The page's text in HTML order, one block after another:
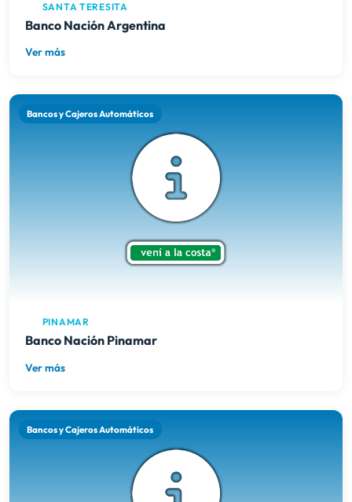
SANTA TERESITA
Banco Nación Argentina
Ver más
Bancos y Cajeros Automáticos
PINAMAR
Banco Nación Pinamar
Ver más
Bancos y Cajeros Automáticos